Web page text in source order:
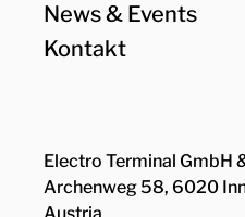
News & Events
Kontakt
Electro Terminal GmbH
Archenweg 58, 6020